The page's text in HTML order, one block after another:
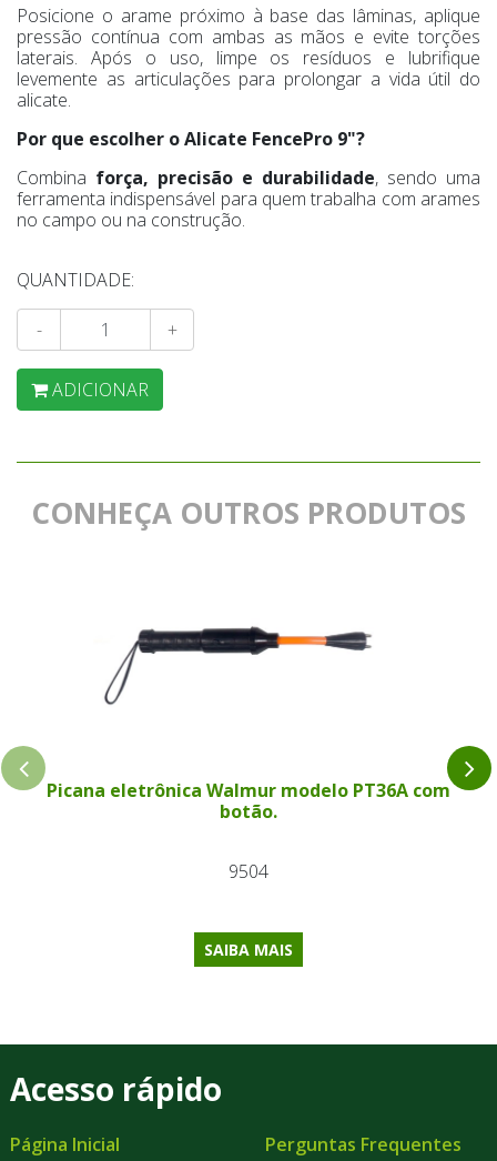
Posicione o arame próximo à base das lâminas, aplique
pressão contínua com ambas as mãos e evite torções
laterais. Após o uso, limpe os resíduos e lubrifique
levemente as articulações para prolongar a vida útil do
alicate.
Por que escolher o Alicate FencePro 9"?
Combina força, precisão e durabilidade, sendo uma
ferramenta indispensável para quem trabalha com arames
no campo ou na construção.
QUANTIDADE:
- +
ADICIONAR
CONHEÇA OUTROS PRODUTOS
Picana eletrônica Walmur modelo PT36A com
botão.
9504
SAIBA MAIS
Acesso rápido
Página Inicial
Perguntas Frequentes